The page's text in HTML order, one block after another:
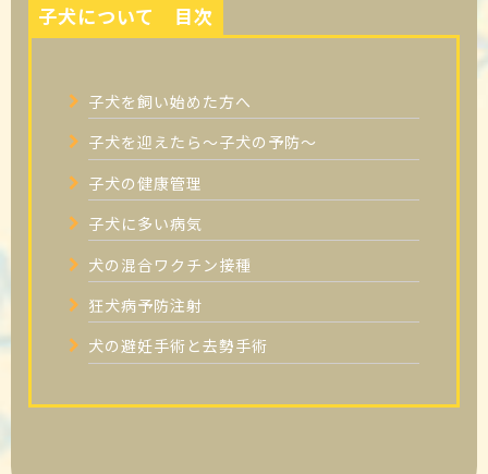
子犬について 目次
子犬を飼い始めた方へ
子犬を迎えたら〜子犬の予防〜
子犬の健康管理
子犬に多い病気
犬の混合ワクチン接種
狂犬病予防注射
犬の避妊手術と去勢手術